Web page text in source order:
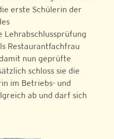
erste Schülerin der
Lehrabschlussprüfung
Restaurantfachfrau
nun geprüfte
schloss sie die
im Betriebs- und
ab und darf sich